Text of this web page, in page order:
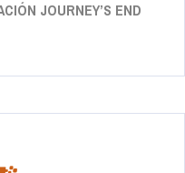
JOURNEY’S END